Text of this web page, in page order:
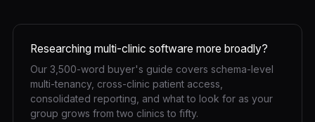
Researching multi-clinic software more broadly?
Our 3,500-word buyer's guide covers schema-level
multi-tenancy, cross-clinic patient access,
consolidated reporting, and what to look for as your
group grows from two clinics to fifty.